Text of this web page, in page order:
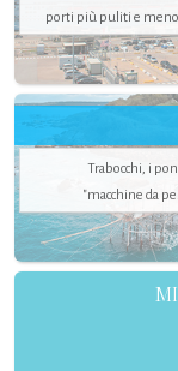
porti più puliti e
Trabocchi, i
"macchine da